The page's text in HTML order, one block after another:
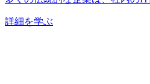
詳細を学ぶ